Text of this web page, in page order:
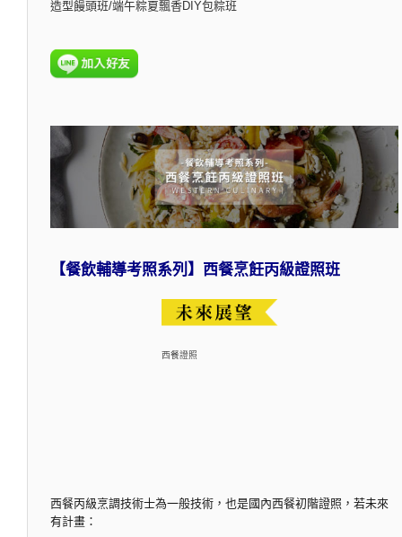
造型饅頭班/端午粽夏飄香DIY包粽班
【餐飲輔導考照系列】西餐烹飪丙級證照班
西餐證照
西餐丙級烹調技術士為一般技術，也是國內西餐初階證照，若未來
有計畫：